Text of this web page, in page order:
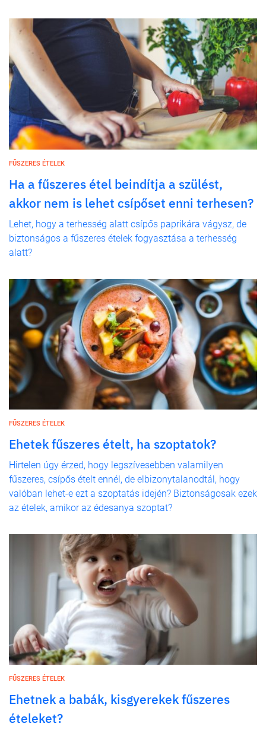
FŰSZERES ÉTELEK
Ha a fűszeres étel beindítja a szülést,
akkor nem is lehet csípőset enni terhesen?
Lehet, hogy a terhesség alatt csípős paprikára vágysz, de
biztonságos a fűszeres ételek fogyasztása a terhesség
alatt?
FŰSZERES ÉTELEK
Ehetek fűszeres ételt, ha szoptatok?
Hirtelen úgy érzed, hogy legszívesebben valamilyen
fűszeres, csípős ételt ennél, de elbizonytalanodtál, hogy
valóban lehet-e ezt a szoptatás idején? Biztonságosak ezek
az ételek, amikor az édesanya szoptat?
FŰSZERES ÉTELEK
Ehetnek a babák, kisgyerekek fűszeres
ételeket?